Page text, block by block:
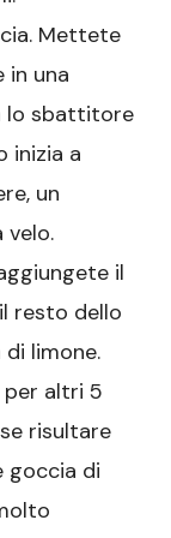
Mettete
in una
lo sbattitore
inizia a
un
velo.
il
resto dello
limone.
per altri 5
risultare
goccia di